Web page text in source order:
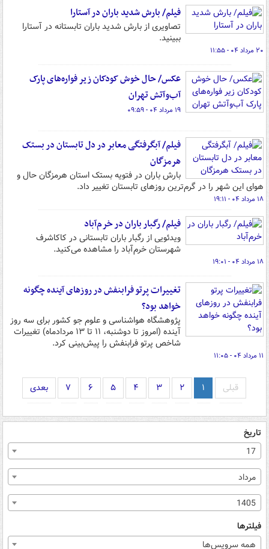
فیلم/ بارش شدید باران در آستارا
تصاویری از بارش شدید باران تابستانه در آستارا
ببینید.
۲۰ مرداد ۰۴ - ۱۱:۵۵
عکس/ حال خوش کودکان زیر فواره‌های پارک
آب‌وآتش تهران
۱۹ مرداد ۰۴ - ۰۹:۵۹
فیلم/ آبگرفتگی معابر در دل تابستان در بستک
هرمزگان
بارش باران در فتویه بستک استان هرمزگان حال و
هوای این شهر را در گرم‌ترین روزهای تابستان تغییر داد.
۱۸ مرداد ۰۴ - ۱۹:۱۱
فیلم/ رگبار باران در خرم‌آباد
ویدئویی از رگبار باران تابستانی در کاکاشرف
شهرستان خرم‌آباد را مشاهده می‌کنید.
۱۸ مرداد ۰۴ - ۱۹:۰۱
تغییرات پرتو فرابنفش در روزهای آینده چگونه
خواهد بود؟
پژوهشگاه هواشناسی و علوم جو کشور برای سه روز
آینده (امروز تا دوشنبه، ۱۱ تا ۱۳ مردادماه) تغییرات
شاخص پرتو فرابنفش را پیش‌بینی کرد.
۱۱ مرداد ۰۴ - ۱۱:۰۵
قبلی ۱ ۲ ۳ ۴ ۵ ۶ ۷ بعدی
تاریخ
17
مرداد
1405
فیلترها
همه سرویس‌ها